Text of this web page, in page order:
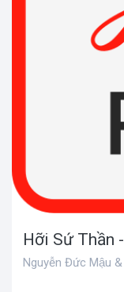
Hỡi Sứ Thần
Nguyễn Đức Mậu